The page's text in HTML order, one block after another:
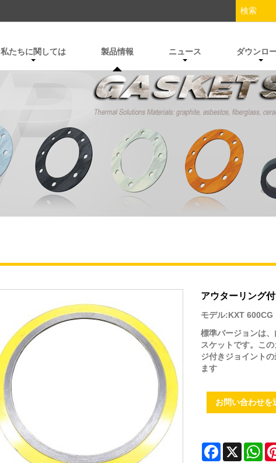
私たちに関しては 製品情報 ニュース ダウンロ
アウターリング
モデル:KXT 600CG
標準バージョンは
スケットです。こ
ジ付きジョイント
ます
お問い合わせを
Facebook
X